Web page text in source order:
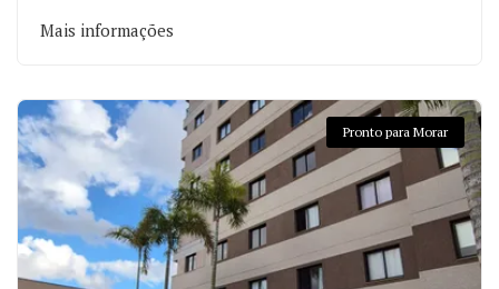
Mais informações
Pronto para Morar